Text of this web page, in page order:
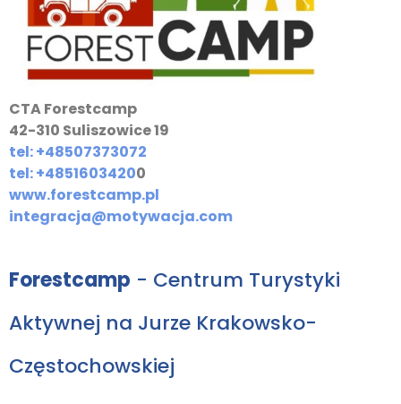
CTA Forestcamp
42-310 Suliszowice 19
tel: +48507373072
tel: +48516034200
www.forestcamp.pl
integracja@motywacja.com
Forestcamp - Centrum Turystyki
Aktywnej na Jurze Krakowsko-
Częstochowskiej